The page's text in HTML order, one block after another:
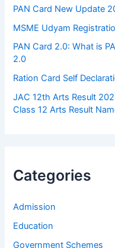
PAN Card New Update
MSME Udyam
PAN Card 2.0: What is
2.0
Ration Card Self
JAC 12th Arts Result
Class 12 Arts Result
Categories
Admission
Education
Government Schemes